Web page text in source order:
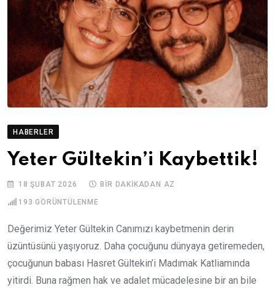
HABERLER
Yeter Gültekin’i Kaybettik!
18 ŞUBAT 2026 BIR DAKIKADAN AZ
193 GÖRÜNTÜLENME
Değerimiz Yeter Gültekin Canımızı kaybetmenin derin
üzüntüsünü yaşıyoruz. Daha çocuğunu dünyaya getiremeden,
çocuğunun babası Hasret Gültekin’i Madımak Katliamında
yitirdi. Buna rağmen hak ve adalet mücadelesine bir an bile